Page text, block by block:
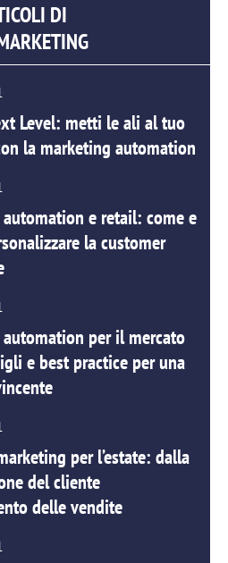
DI
Level: metti le ali al tuo
la marketing automation
e retail: come e
la customer
per il mercato
e best practice per una
per l’estate: dalla
del cliente
delle vendite